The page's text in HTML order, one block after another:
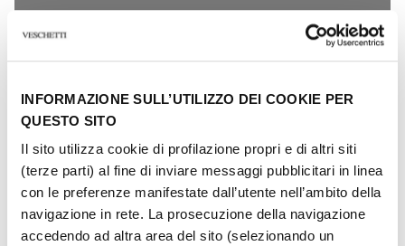
INFORMAZIONE SULL’UTILIZZO DEI COOKIE PER
QUESTO SITO
Il sito utilizza cookie di profilazione propri e di altri siti
(terze parti) al fine di inviare messaggi pubblicitari in linea
con le preferenze manifestate dall’utente nell’ambito della
navigazione in rete. La prosecuzione della navigazione
accedendo ad altra area del sito (selezionando un
Altri gioielli della stessa
tipologia